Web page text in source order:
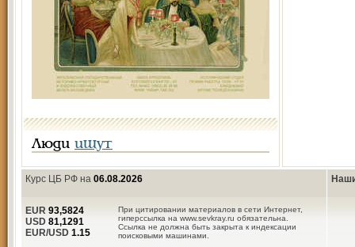
Люди ищут
Курс ЦБ РФ на 06.08.2026
При цитировании материалов в сети Интернет,
гиперссылка на www.sevkray.ru обязательна.
Ссылка не должна быть закрыта к индексации
поисковыми машинами.
EUR 93,5824
USD 81,1291
EUR/USD 1.15